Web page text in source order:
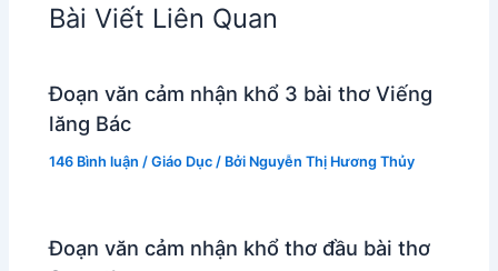
Bài Viết Liên Quan
Đoạn văn cảm nhận khổ 3 bài thơ Viếng
lăng Bác
146 Bình luận /Giáo Dục / Bởi Nguyễn Thị Hương Thủy
Đoạn văn cảm nhận khổ thơ đầu bài thơ